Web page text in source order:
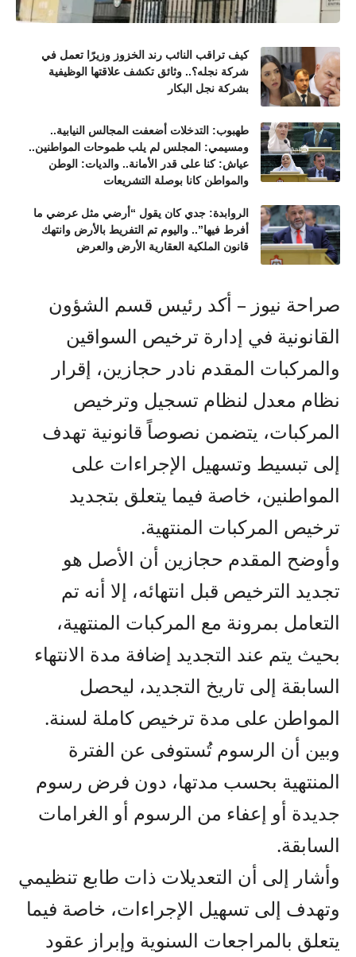
كيف تراقب النائب رند الخزوز وزيرًا تعمل في
شركة نجله؟.. وثائق تكشف علاقتها الوظيفية
بشركة نجل البكار
طهبوب: التدخلات أضعفت المجالس النيابية..
ومسيمي: المجلس لم يلب طموحات المواطنين..
عياش: كنا على قدر الأمانة.. والديات: الوطن
والمواطن كانا بوصلة التشريعات
الروابدة: جدي كان يقول “أرضي مثل عرضي ما
أفرط فيها”.. واليوم تم التفريط بالأرض وانتهك
قانون الملكية العقارية الأرض والعرض
صراحة نيوز – أكد رئيس قسم الشؤون
القانونية في إدارة ترخيص السواقين
والمركبات المقدم نادر حجازين، إقرار
نظام معدل لنظام تسجيل وترخيص
المركبات، يتضمن نصوصاً قانونية تهدف
إلى تبسيط وتسهيل الإجراءات على
المواطنين، خاصة فيما يتعلق بتجديد
ترخيص المركبات المنتهية.
وأوضح المقدم حجازين أن الأصل هو
تجديد الترخيص قبل انتهائه، إلا أنه تم
التعامل بمرونة مع المركبات المنتهية،
بحيث يتم عند التجديد إضافة مدة الانتهاء
السابقة إلى تاريخ التجديد، ليحصل
المواطن على مدة ترخيص كاملة لسنة.
وبين أن الرسوم تُستوفى عن الفترة
المنتهية بحسب مدتها، دون فرض رسوم
جديدة أو إعفاء من الرسوم أو الغرامات
السابقة.
وأشار إلى أن التعديلات ذات طابع تنظيمي
وتهدف إلى تسهيل الإجراءات، خاصة فيما
يتعلق بالمراجعات السنوية وإبراز عقود